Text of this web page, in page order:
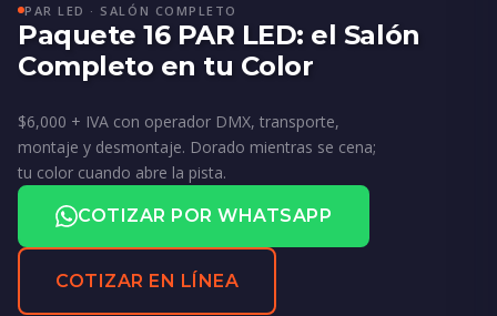
PAR LED · SALÓN COMPLETO
Paquete 16 PAR LED: el Salón
Completo en tu Color
$6,000 + IVA con operador DMX, transporte,
montaje y desmontaje. Dorado mientras se cena;
tu color cuando abre la pista.
COTIZAR POR WHATSAPP
COTIZAR EN LÍNEA